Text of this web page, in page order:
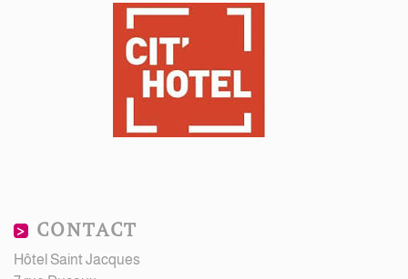
CONTACT
Hôtel Saint Jacques